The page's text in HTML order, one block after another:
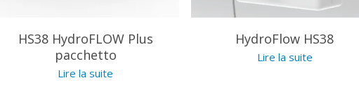
HS38 HydroFLOW Plus
pacchetto
Lire la suite
HydroFlow HS38
Lire la suite